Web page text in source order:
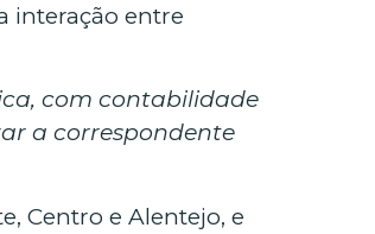
interação entre
com contabilidade
a correspondente
Centro e Alentejo, e